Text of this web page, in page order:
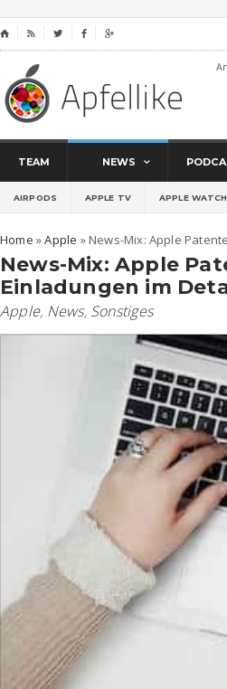
⌂    
TEAM NEWS
AIRPODS APPLE TV APPLE WATCH
Home »Apple » News-Mix: Apple
News-Mix: Apple
Einladungen im
Apple, News, Sonstiges